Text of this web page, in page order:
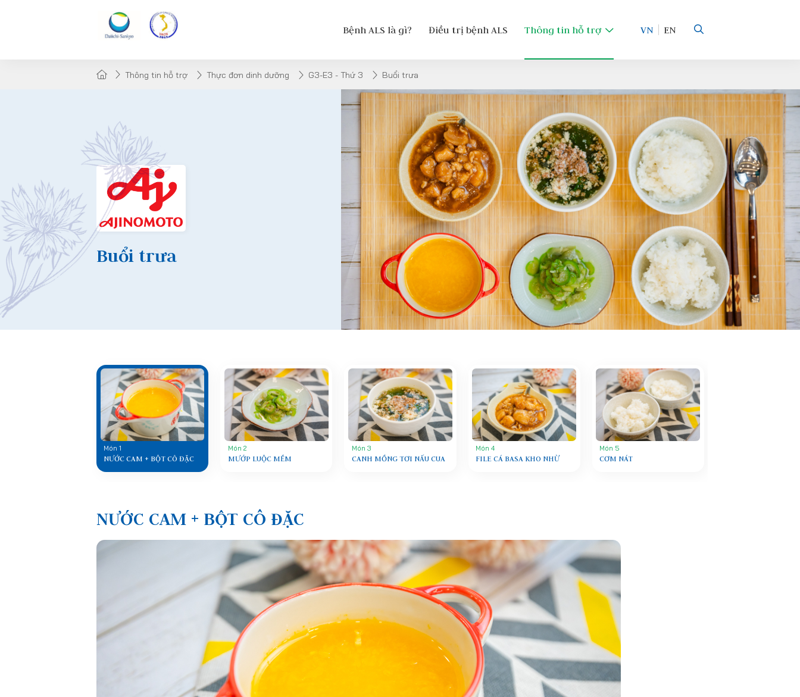
Bệnh ALS là gì? Điều trị bệnh ALS Thông tin hỗ trợ VN EN
Thông tin hỗ trợ Thực đơn dinh dưỡng G3-E3 - Thứ 3 Buổi trưa
Buổi trưa
Món 1
NƯỚC CAM + BỘT CÔ ĐẶC
Món 2
MƯỚP LUỘC MỀM
Món 3
CANH MỒNG TƠI NẤU CUA
Món 4
FILE CÁ BASA KHO NHỪ
Món 5
CƠM NÁT
NƯỚC CAM + BỘT CÔ ĐẶC